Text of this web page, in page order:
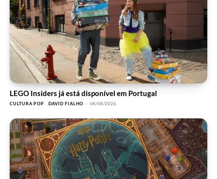
LEGO Insiders já está disponível em Portugal
CULTURA POP DAVID FIALHO - 04/08/2026